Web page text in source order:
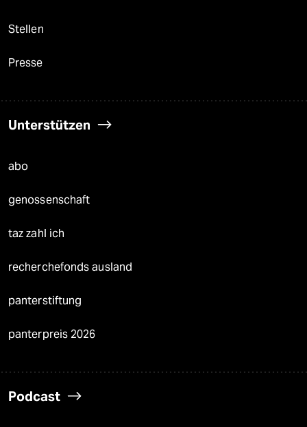
Stellen
Presse
Unterstützen
abo
genossenschaft
taz zahl ich
recherchefonds ausland
panterstiftung
panterpreis 2026
Podcast